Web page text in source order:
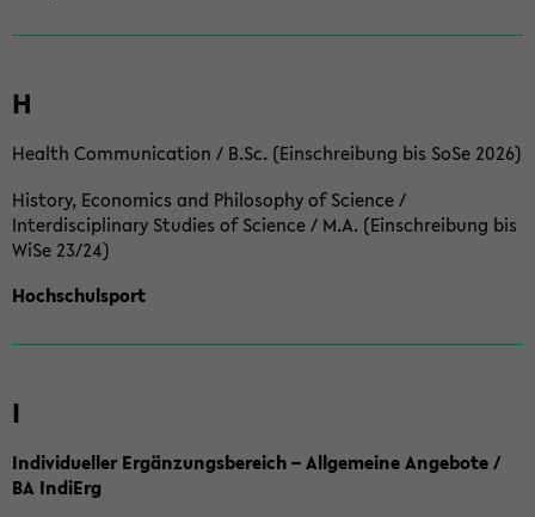
H
Health Communication / B.Sc. (Einschreibung bis SoSe 2026)
History, Economics and Philosophy of Science /
Interdisciplinary Studies of Science / M.A. (Einschreibung bis
WiSe 23/24)
Hochschulsport
I
Individueller Ergänzungsbereich – Allgemeine Angebote /
BA IndiErg